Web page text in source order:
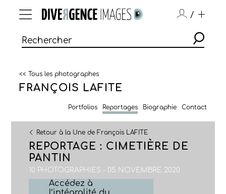
/
<< Tous les photographes
FRANÇOIS LAFITE
Portfolios Reportages Biographie Contact
Retour à la Une de François LAFITE
REPORTAGE : CIMETIÈRE DE
PANTIN
10 PHOTOGRAPHIES - 05 NOVEMBRE 2020
Accédez à